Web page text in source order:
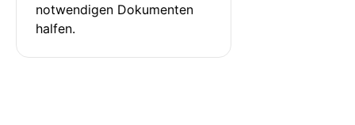
notwendigen Dokumenten
halfen.